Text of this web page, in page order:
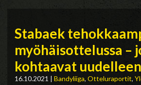
Stabaek
myöhäisottelussa –
kohtaavat
16.10.2021 | Bandyliiga, Otteluraportit,